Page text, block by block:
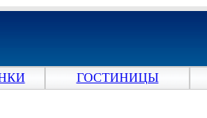
ГОСТИНИЦЫ